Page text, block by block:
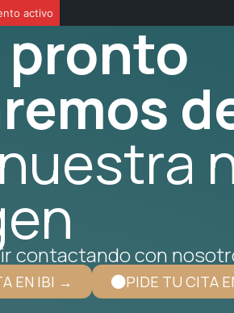
activo
pronto
nuestra
contactando con
EN IBI → PIDE TU CITA